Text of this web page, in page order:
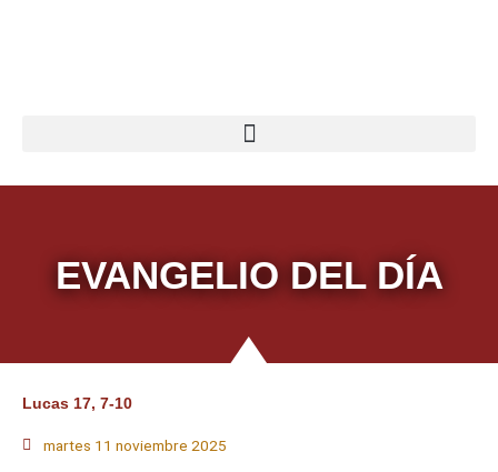
EVANGELIO DEL DÍA
Lucas 17, 7-10
martes 11 noviembre 2025